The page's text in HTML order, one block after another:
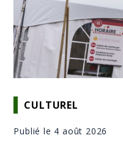
CULTUREL
Publié le 4 août 2026